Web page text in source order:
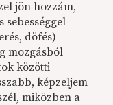
jön hozzám,
sebességgel
döfés)
mozgásból
közötti
képzeljem
miközben a